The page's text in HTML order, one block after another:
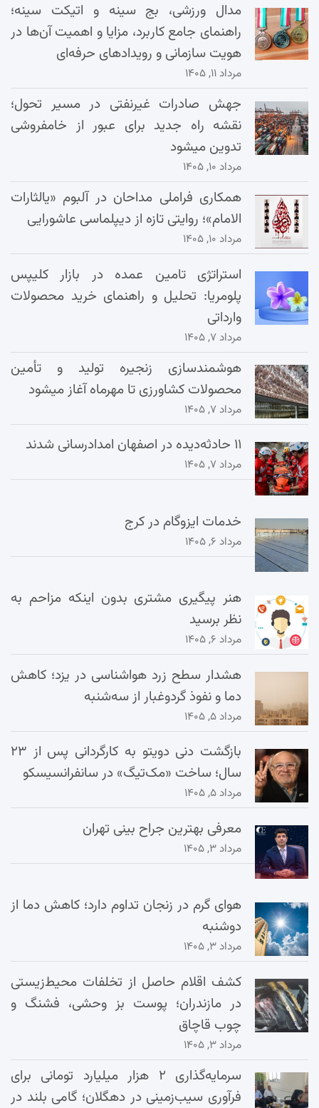
مدال ورزشی، بج سینه و اتیکت سینه؛
راهنمای جامع کاربرد، مزایا و اهمیت آن‌ها در
هویت سازمانی و رویدادهای حرفه‌ای
مرداد ۱۱, ۱۴۰۵
جهش صادرات غیرنفتی در مسیر تحول؛
نقشه راه جدید برای عبور از خامفروشی
تدوین میشود
مرداد ۱۰, ۱۴۰۵
همکاری فراملی مداحان در آلبوم «یالثارات
الامام»؛ روایتی تازه از دیپلماسی عاشورایی
مرداد ۱۰, ۱۴۰۵
استراتژی تامین عمده در بازار کلیپس
پلومریا: تحلیل و راهنمای خرید محصولات
وارداتی
مرداد ۷, ۱۴۰۵
هوشمندسازی زنجیره تولید و تأمین
محصولات کشاورزی تا مهرماه آغاز میشود
مرداد ۷, ۱۴۰۵
۱۱ حادثه‌دیده در اصفهان امدادرسانی شدند
مرداد ۷, ۱۴۰۵
خدمات ایزوگام در کرج
مرداد ۶, ۱۴۰۵
هنر پیگیری مشتری بدون اینکه مزاحم به
نظر برسید
مرداد ۶, ۱۴۰۵
هشدار سطح زرد هواشناسی در یزد؛ کاهش
دما و نفوذ گردوغبار از سه‌شنبه
مرداد ۵, ۱۴۰۵
بازگشت دنی دویتو به کارگردانی پس از ۲۳
سال؛ ساخت «مک‌تیگ» در سانفرانسیسکو
مرداد ۵, ۱۴۰۵
معرفی بهترین جراح بینی تهران
مرداد ۳, ۱۴۰۵
هوای گرم در زنجان تداوم دارد؛ کاهش دما از
دوشنبه
مرداد ۳, ۱۴۰۵
کشف اقلام حاصل از تخلفات محیط‌زیستی
در مازندران؛ پوست بز وحشی، فشنگ و
چوب قاچاق
مرداد ۳, ۱۴۰۵
سرمایه‌گذاری ۲ هزار میلیارد تومانی برای
فرآوری سیب‌زمینی در دهگلان؛ گامی بلند در